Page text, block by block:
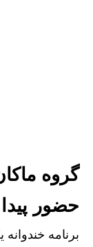
گروه
حضور
برنامه